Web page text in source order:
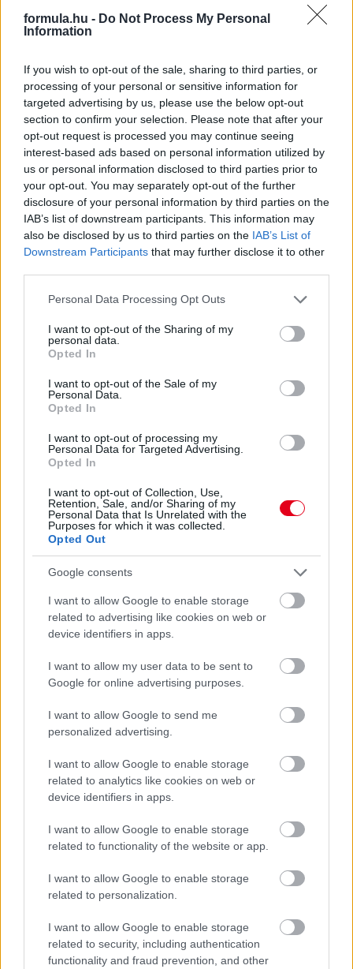
formula.hu - Do Not Process My Personal
Information
If you wish to opt-out of the sale, sharing to third parties, or
processing of your personal or sensitive information for
targeted advertising by us, please use the below opt-out
section to confirm your selection. Please note that after your
opt-out request is processed you may continue seeing
interest-based ads based on personal information utilized by
us or personal information disclosed to third parties prior to
your opt-out. You may separately opt-out of the further
disclosure of your personal information by third parties on the
IAB’s list of downstream participants. This information may
also be disclosed by us to third parties on the IAB’s List of
Downstream Participants that may further disclose it to other
Please note that this website/app uses one or more Google
not limited to your visit or usage behaviour. You may click to
grant or deny consent to Google and its third-party tags to
use your data for below specified purposes in below Google
consent section.
Personal Data Processing Opt Outs
I want to opt-out of the Sharing of my
personal data.
Opted In
I want to opt-out of the Sale of my
Personal Data.
Opted In
I want to opt-out of processing my
Personal Data for Targeted Advertising.
Opted In
I want to opt-out of Collection, Use,
Retention, Sale, and/or Sharing of my
Personal Data that Is Unrelated with the
Purposes for which it was collected.
Opted Out
Google consents
I want to allow Google to enable storage
related to advertising like cookies on web or
device identifiers in apps.
I want to allow my user data to be sent to
Google for online advertising purposes.
I want to allow Google to send me
personalized advertising.
I want to allow Google to enable storage
related to analytics like cookies on web or
device identifiers in apps.
I want to allow Google to enable storage
related to functionality of the website or app.
I want to allow Google to enable storage
related to personalization.
I want to allow Google to enable storage
related to security, including authentication
functionality and fraud prevention, and other
Gellérfi Gergő
5 napja
Marko szerint a szurkolók nem tudják, mi
történik valójában
A Red Bull korábbi tanácsadója, Helmut Marko szerint ugyan
látványosabbá váltak a Formula–1-es futamok a 2026-os
szabályok bevezetése óta, de sok előzés nem feltétlenül a
a szurkolók többsége nem is tudja, hogy számos manőver
hátterében technikai okok állnak.
Bernie Ecclestone, Peter Sauber és Marko továbbra is szinte
minden szabadedzést, időmérőt és futamot figyelemmel követ.
izgalmasak. Legutóbb például Magyarországon is, ahol
korábban gyakran előzés nélküli vonatozást láthattunk” –
mondta Marko, aki ugyanakkor úgy érzi, a 2026-os technikai
szabályok miatt nem minden látványos előzés tekinthető valódi
csatának.
„Egyértelmű, hogy a szurkolók szeretik a sok előzést. Sajnos
azonban aligha tudja bárki, hogy ezek valódi előzések-e, vagy
egyszerűen a helyzetből adódnak. Sokszor csak azért fékeznek
ki látványosan egy autót, mert az előtte haladónak éppen
töltenie kell az akkumulátorát.”
Az osztrák szakember ugyanakkor kiemelte az idény két
legnagyobb pozitív meglepetését is. Elmondása szerint Bernie
vezető Kimi Antonelli higgadtságát és sebességét, míg Max
Verstappen Magyar Nagydíjon nyújtott teljesítményét külön is
méltatta: „Ahogy Max kétszer is kifékezte Hamiltont azon a
szűk pályán, az a 2026-os szezon egyik csúcspontja volt.”